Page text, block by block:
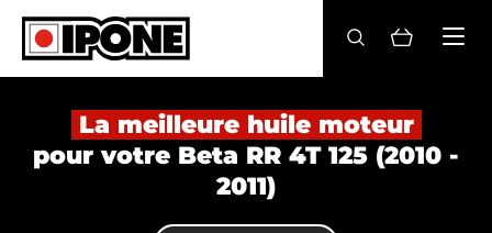
Ipone
HUILES MOTEUR
ENTRETIEN
MAINTENANCE
La meilleure huile moteur
pour votre Beta RR 4T 125 (2010 -
2011)